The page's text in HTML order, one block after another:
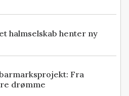
halmselskab henter ny
Fra
drømme